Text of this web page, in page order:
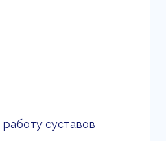
работу суставов